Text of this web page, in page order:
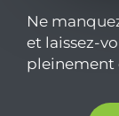
Ne
et laissez-
pleinement